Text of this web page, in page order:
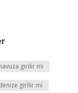
girilir mi
girilir mi